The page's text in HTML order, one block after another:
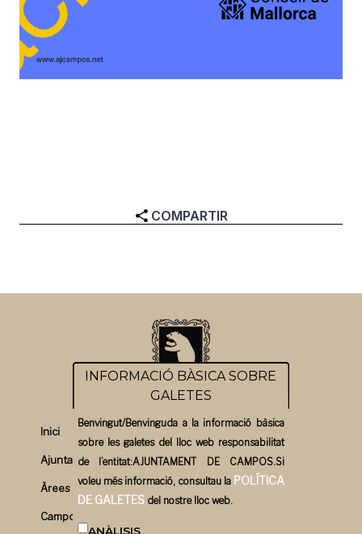
COMPARTIR
Inici
Ajuntament
Àrees
Campos un bon pla
INFORMACIÓ BÀSICA SOBRE
GALETES
Benvingut/Benvinguda a la informació bàsica
sobre les galetes del lloc web responsabilitat
de l’entitat:AJUNTAMENT DE CAMPOS.Si
voleu més informació, consultau la POLÍTICA
DE GALETES del nostre lloc web.
ANÀLISIS